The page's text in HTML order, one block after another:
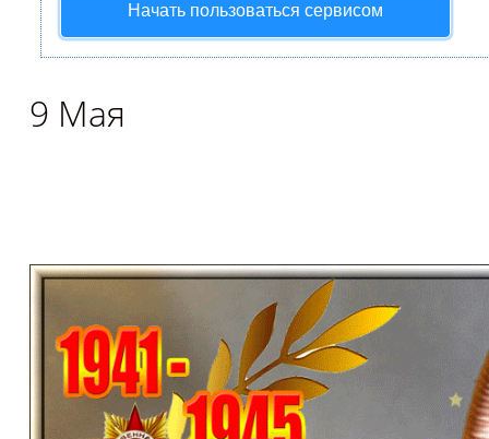
Начать пользоваться сервисом
9 Мая